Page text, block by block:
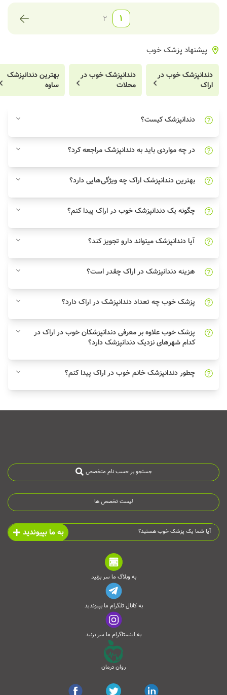
1
2
پیشنهاد پزشک خوب
دندانپزشک خوب در
اراک
دندانپزشک خوب در
محلات
بهترین دندانپزشک
ساوه
دندانپزشک کیست؟
در چه مواردی باید به دندانپزشک مراجعه کرد؟
بهترین دندانپزشک اراک چه ویژگی‌هایی دارد؟
چگونه یک دندانپزشک خوب در اراک پیدا کنم؟
آیا دندانپزشک میتواند دارو تجویز کند؟
هزینه دندانپزشک در اراک چقدر است؟
پزشک خوب چه تعداد دندانپزشک در اراک دارد؟
پزشک خوب علاوه بر معرفی دندانپزشکان خوب در اراک در
کدام شهرهای نزدیک دندانپزشک دارد؟
چطور دندانپزشک خانم خوب در اراک پیدا کنم؟
جستجو بر حسب نام متخصص
لیست تخصص ها
آیا شما یک پزشک خوب هستید؟ به ما بپیوندید
به وبلاگ ما سر بزنید
به کانال تلگرام ما بپیوندید
به اینستاگرام ما سر بزنید
روان درمان